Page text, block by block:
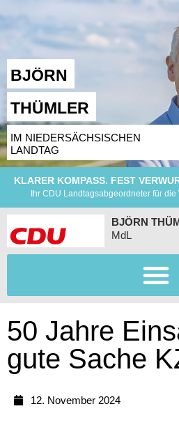
BJÖRN
THÜMLER
IM NIEDERSÄCHSISCHEN
LANDTAG
KLARER KOMPASS. FEST
Ihr CDU Landtagsabgeordneter für
BJÖRN
MdL
50 Jahre
gute Sache
12. November 2024